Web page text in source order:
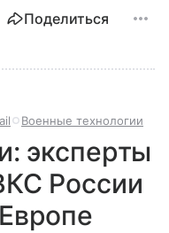
Поделиться
Военные технологии
эксперты
России